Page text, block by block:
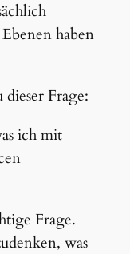
haben
Frage:
ich mit
Frage.
was